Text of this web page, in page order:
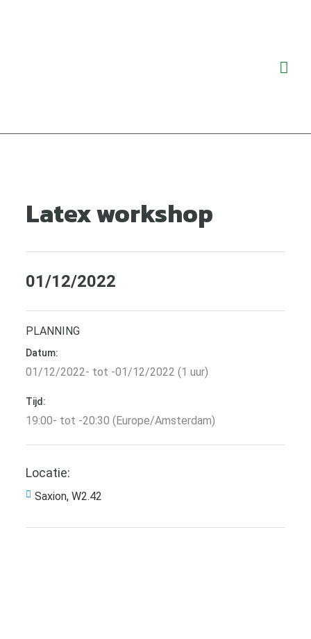
Latex workshop
01/12/2022
PLANNING
Datum:
01/12/2022- tot -01/12/2022 (1 uur)
Tijd:
19:00- tot -20:30 (Europe/Amsterdam)
Locatie:
Saxion, W2.42